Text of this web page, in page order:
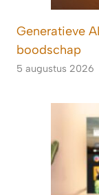
Generatieve
boodschap
5 augustus 2026